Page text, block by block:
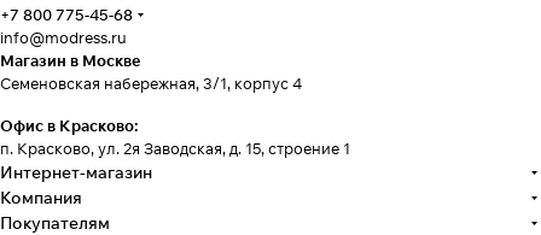
+7 800 775-45-68
info@modress.ru
Магазин в Москве
Семеновская набережная, 3/1, корпус 4
Офис в Красково:
п. Красково, ул. 2я Заводская, д. 15, строение 1
Интернет-магазин
Компания
Покупателям